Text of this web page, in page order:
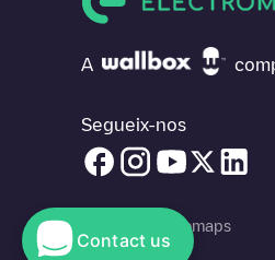
A
Segueix-nos
© 2026 Electromaps
Contact us